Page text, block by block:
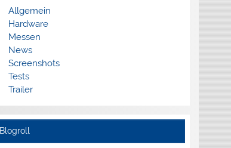
Allgemein
Hardware
Messen
News
Screenshots
Tests
Trailer
Blogroll